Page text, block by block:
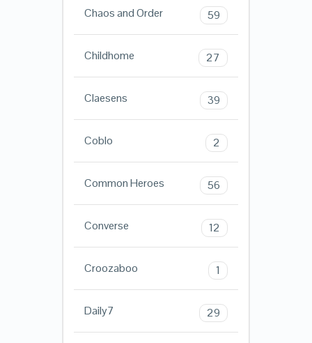
Chaos and Order 59
Childhome 27
Claesens 39
Coblo 2
Common Heroes 56
Converse 12
Croozaboo 1
Daily7 29